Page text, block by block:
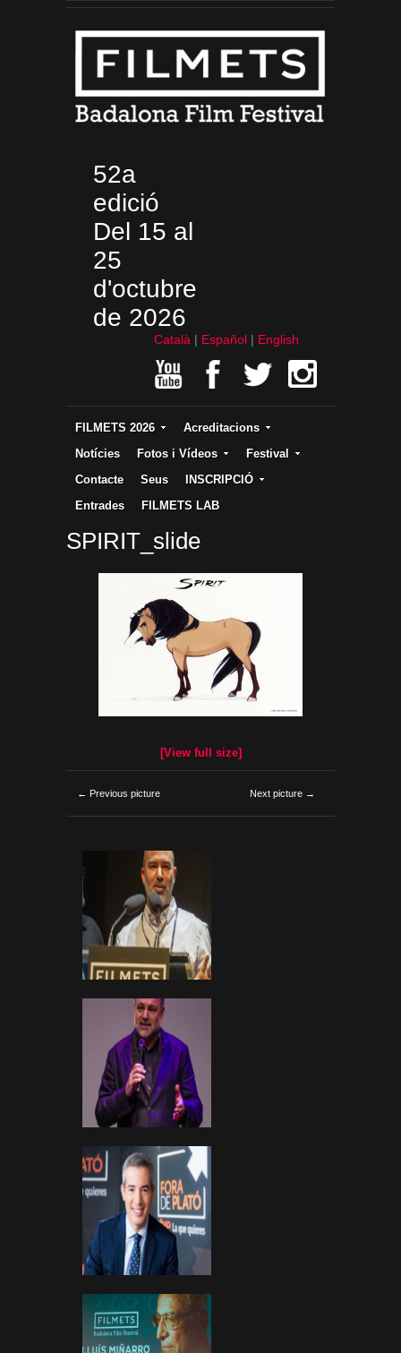
52a
edició
Del 15 al
25
d'octubre
de 2026
Català Español English
FILMETS 2026
Acreditacions
Notícies
Fotos i Vídeos
Festival
Contacte
Seus
INSCRIPCIÓ
Entrades
FILMETS LAB
SPIRIT_slide
[View full size]
← Previous picture Next picture →